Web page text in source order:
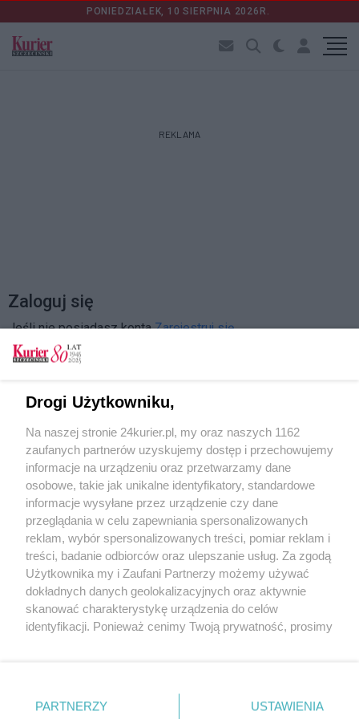
PONIEDZIAŁEK, 10 SIERPNIA 2026R.
REKLAMA
Zaloguj się
Jeśli nie posiadasz kontaZarejestruj się
Zapamiętać?
Zaloguj
Zapomniałem hasła
Copyright © 2022 Kurier Szczeciński sp. z o.o.
Drogi Użytkowniku,
Na naszej stronie 24kurier.pl, my oraz naszych 1162
zaufanych partnerów uzyskujemy dostęp i przechowujemy
informacje na urządzeniu oraz przetwarzamy dane
osobowe, takie jak unikalne identyfikatory, standardowe
informacje wysyłane przez urządzenie czy dane
przeglądania w celu zapewniania spersonalizowanych
reklam, wybór spersonalizowanych treści, pomiar reklam i
treści, badanie odbiorców oraz ulepszanie usług. Za zgodą
Użytkownika my i Zaufani Partnerzy możemy używać
dokładnych danych geolokalizacyjnych oraz aktywnie
skanować charakterystykę urządzenia do celów
identyfikacji. Ponieważ cenimy Twoją prywatność, prosimy
prywatności znajdujący się w lewym dolnym rogu strony
. Niektóre rodzaje przetwarzania danych nie wymagają
PARTNERZY USTAWIENIA